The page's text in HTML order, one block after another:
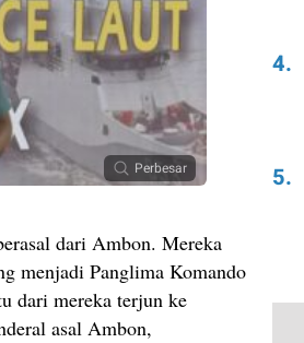
Perbesar
dari Ambon. Mereka
menjadi Panglima Komando
dari mereka terjun ke
asal Ambon,
4.
5.